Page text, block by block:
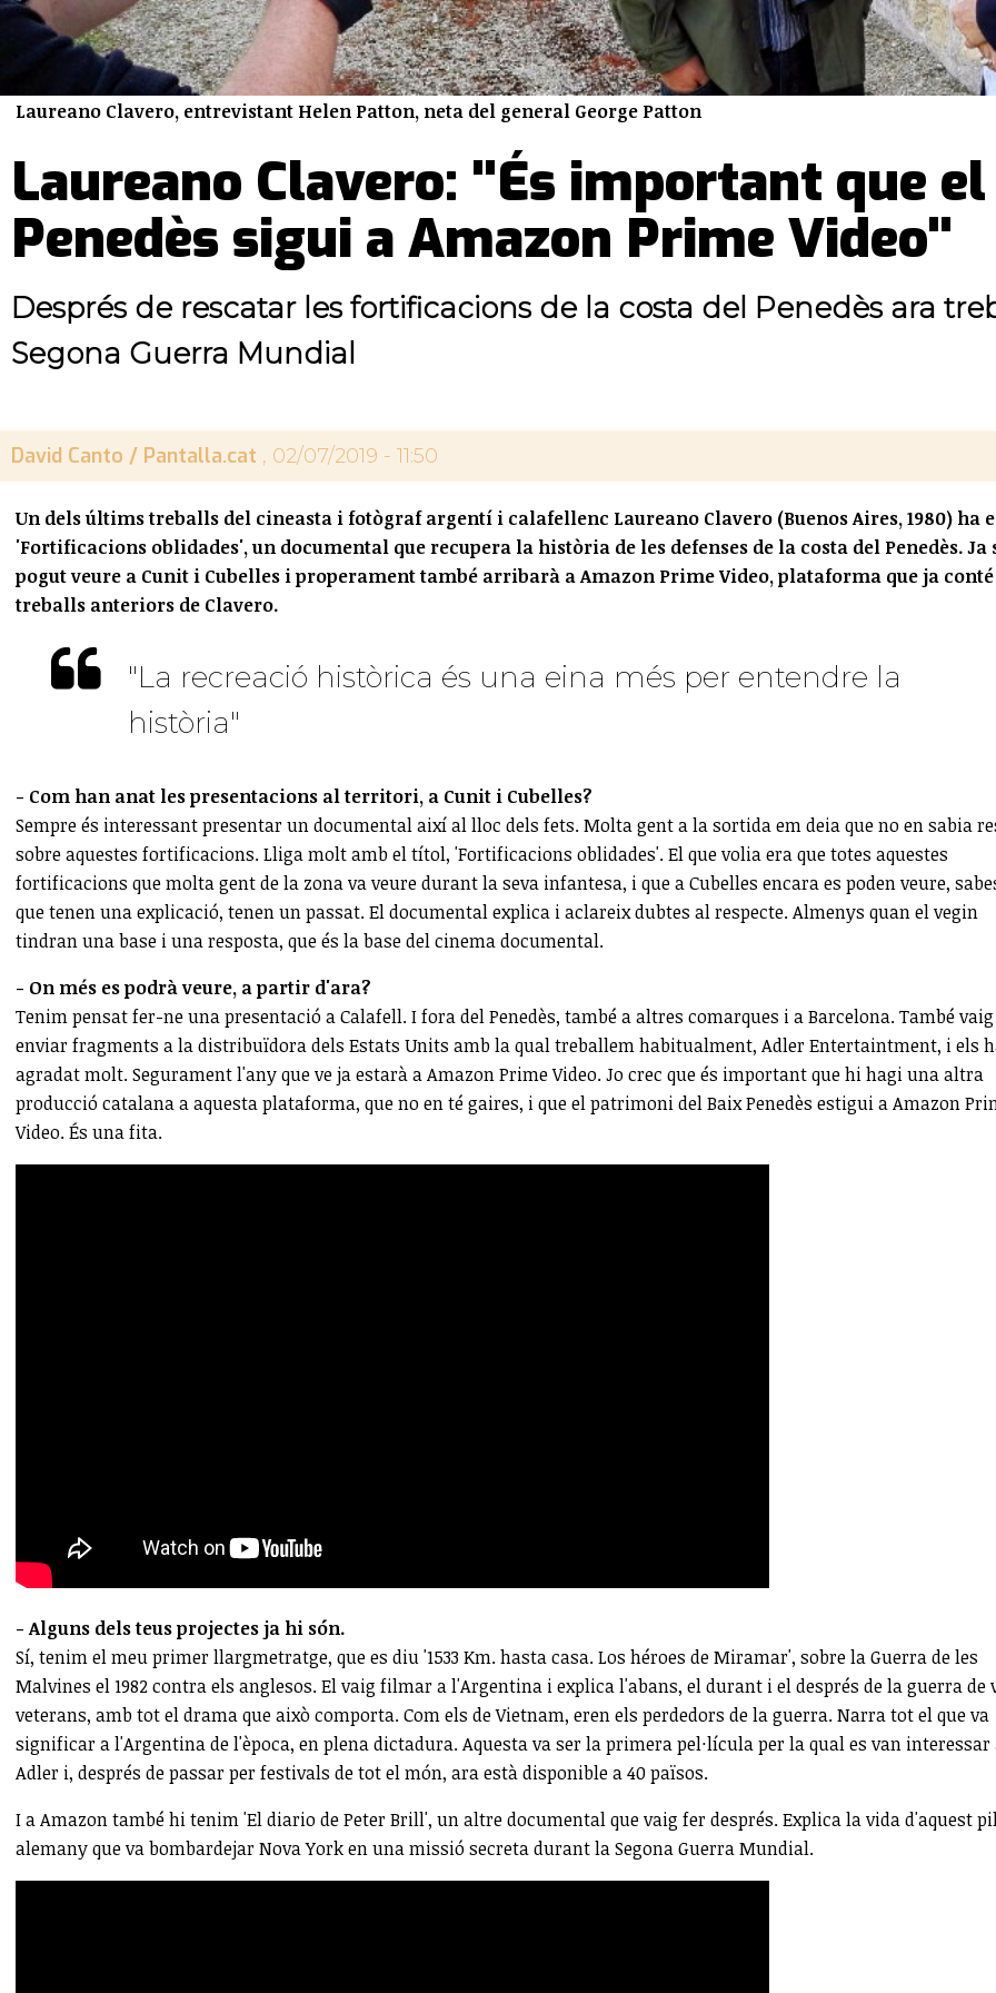
Laureano Clavero, entrevistant Helen Patton, neta del general George Patton
Laureano Clavero: "És important que
Penedès sigui a Amazon Prime Video"
Després de rescatar les fortificacions de la costa del Penedès ara
Segona Guerra Mundial
David Canto / Pantalla.cat , 02/07/2019 - 11:50
Un dels últims treballs del cineasta i fotògraf argentí i calafellenc Laureano Clavero (Buenos Aires, 1980) ha
'Fortificacions oblidades', un documental que recupera la història de les defenses de la costa del Penedès. Ja
pogut veure a Cunit i Cubelles i properament també arribarà a Amazon Prime Video, plataforma que ja conté
treballs anteriors de Clavero.
"La recreació històrica és una eina més per entendre la
història"
- Com han anat les presentacions al territori, a Cunit i Cubelles?
Sempre és interessant presentar un documental així al lloc dels fets. Molta gent a la sortida em deia que no en sabia
sobre aquestes fortificacions. Lliga molt amb el títol, 'Fortificacions oblidades'. El que volia era que totes aquestes
fortificacions que molta gent de la zona va veure durant la seva infantesa, i que a Cubelles encara es poden veure,
que tenen una explicació, tenen un passat. El documental explica i aclareix dubtes al respecte. Almenys quan el vegin
tindran una base i una resposta, que és la base del cinema documental.
- On més es podrà veure, a partir d'ara?
Tenim pensat fer-ne una presentació a Calafell. I fora del Penedès, també a altres comarques i a Barcelona. També vaig
enviar fragments a la distribuïdora dels Estats Units amb la qual treballem habitualment, Adler Entertaintment, i els
agradat molt. Segurament l'any que ve ja estarà a Amazon Prime Video. Jo crec que és important que hi hagi una altra
producció catalana a aquesta plataforma, que no en té gaires, i que el patrimoni del Baix Penedès estigui a Amazon
Video. És una fita.
- Alguns dels teus projectes ja hi són.
Sí, tenim el meu primer llargmetratge, que es diu '1533 Km. hasta casa. Los héroes de Miramar', sobre la Guerra de les
Malvines el 1982 contra els anglesos. El vaig filmar a l'Argentina i explica l'abans, el durant i el després de la guerra de
veterans, amb tot el drama que això comporta. Com els de Vietnam, eren els perdedors de la guerra. Narra tot el que va
significar a l'Argentina de l'època, en plena dictadura. Aquesta va ser la primera pel·lícula per la qual es van interessar
Adler i, després de passar per festivals de tot el món, ara està disponible a 40 països.
I a Amazon també hi tenim 'El diario de Peter Brill', un altre documental que vaig fer després. Explica la vida d'aquest
alemany que va bombardejar Nova York en una missió secreta durant la Segona Guerra Mundial.